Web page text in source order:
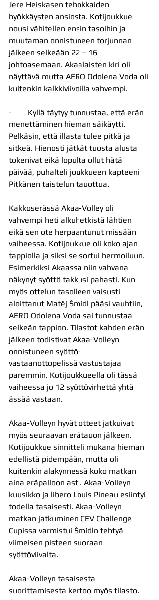
Jere Heiskasen tehokkaiden
hyökkäysten ansiosta. Kotijoukkue
nousi vähitellen ensin tasoihin ja
muutaman onnistuneen torjunnan
jälkeen selkeään 22 – 16
johtoasemaan. Akaalaisten kiri oli
näyttävä mutta AERO Odolena Voda oli
kuitenkin kalkkiviivoilla vahvempi.
-        Kyllä täytyy tunnustaa, että erän
menettäminen hieman säikäytti.
Pelkäsin, että illasta tulee pitkä ja
sitkeä. Hienosti jätkät tuosta alusta
tokenivat eikä lopulta ollut hätä
päivää, puhalteli joukkueen kapteeni
Pitkänen taistelun tauottua.
Kakkoserässä Akaa-Volley oli
vahvempi heti alkuhetkistä lähtien
eikä sen ote herpaantunut missään
vaiheessa. Kotijoukkue oli koko ajan
tappiolla ja siksi se sortui hermoiluun.
Esimerkiksi Akaassa niin vahvana
näkynyt syöttö takkusi pahasti. Kun
myös ottelun tasolleen vaisusti
aloittanut Matěj Šmídl pääsi vauhtiin,
AERO Odolena Voda sai tunnustaa
selkeän tappion. Tilastot kahden erän
jälkeen todistivat Akaa-Volleyn
onnistuneen syöttö-
vastaanottopelissä vastustajaa
paremmin. Kotijoukkueella oli tässä
vaiheessa jo 12 syöttövirhettä yhtä
ässää vastaan.
Akaa-Volleyn hyvät otteet jatkuivat
myös seuraavan erätauon jälkeen.
Kotijoukkue sinnitteli mukana hieman
edellistä pidempään, mutta oli
kuitenkin alakynnessä koko matkan
aina eräpalloon asti. Akaa-Volleyn
kuusikko ja libero Louis Pineau esiintyi
todella tasaisesti. Akaa-Volleyn
matkan jatkuminen CEV Challenge
Cupissa varmistui Šmídln tehtyä
viimeisen pisteen suoraan
syöttöviivalta.
Akaa-Volleyn tasaisesta
suorittamisesta kertoo myös tilasto.